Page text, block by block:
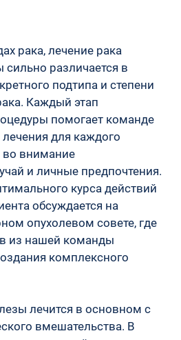
рака, лечение рака
различается в
подтипа и степени
Каждый этап
помогает команде
для каждого
во внимание
и личные предпочтения.
курса действий
обсуждается на
опухолевом совете, где
из нашей команды
комплексного
лечится в основном с
вмешательства. В